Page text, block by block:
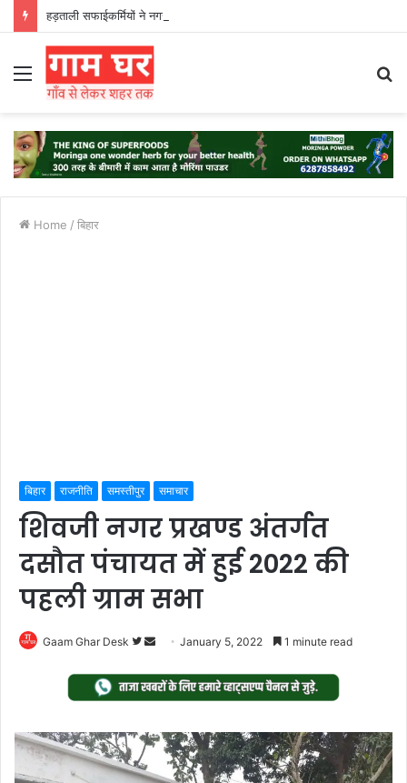
हड़ताली सफाईकर्मियों ने नगर निगम का घेराव किया’
Menu
Home / बिहार
बिहार राजनीति समस्तीपुर समाचार
शिवजी नगर प्रखण्ड अंतर्गत
दसौत पंचायत में हुई 2022 की
पहली ग्राम सभा
Gaam Ghar Desk
Follow
Twitter
Send
email
January 5, 2022 1 minute read